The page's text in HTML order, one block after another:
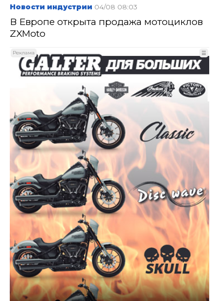
Новости индустрии 04/08 08:03
В Европе открыта продажа мотоциклов
ZXMoto
Реклама ☰